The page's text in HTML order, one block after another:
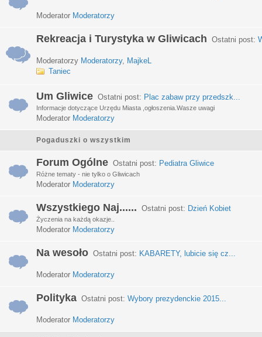
Moderator Moderatorzy
Rekreacja i Turystyka w Gliwicach Ostatni post:
Moderatorzy Moderatorzy, MajkeL
Taniec
Um Gliwice Ostatni post: Plac zabaw przy przedszk...
Informacje dotyczące Urzędu Miasta ,ogłoszenia.Wasze uwagi
Moderator Moderatorzy
Pogaduszki o wszystkim
Forum Ogólne Ostatni post: Pediatra Gliwice
Różne tematy - nie tylko o Gliwicach
Moderator Moderatorzy
Wszystkiego Naj...... Ostatni post: Dzień Kobiet
Życzenia na każdą okazje..
Moderator Moderatorzy
Na wesoło Ostatni post: KABARETY, lubicie się cz...
Moderator Moderatorzy
Polityka Ostatni post: Wybory prezydenckie 2015...
Moderator Moderatorzy